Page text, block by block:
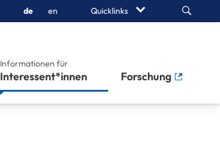
de en Quicklinks Search
Informationen für
Interessent*innen Forschung